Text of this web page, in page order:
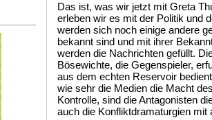
Das ist, was wir jetzt mit Greta
erleben wir es mit der Politik und
werden sich noch einige andere
bekannt sind und mit ihrer
werden die Nachrichten gefüllt.
Bösewichte, die Gegenspieler,
aus dem echten Reservoir
wie sehr die Medien die Macht
Kontrolle, sind die Antagonisten
auch die Konfliktdramaturgien mit